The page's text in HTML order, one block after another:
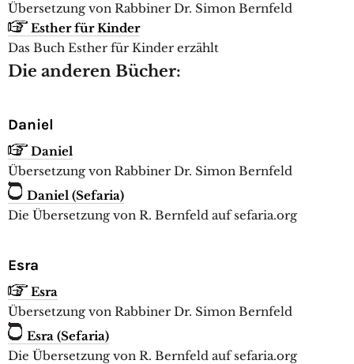
Übersetzung von Rabbiner Dr. Simon Bernfeld
Esther für Kinder
Das Buch Esther für Kinder erzählt
Die anderen Bücher:
Daniel
Daniel
Übersetzung von Rabbiner Dr. Simon Bernfeld
Daniel (Sefaria)
Die Übersetzung von R. Bernfeld auf sefaria.org
Esra
Esra
Übersetzung von Rabbiner Dr. Simon Bernfeld
Esra (Sefaria)
Die Übersetzung von R. Bernfeld auf sefaria.org